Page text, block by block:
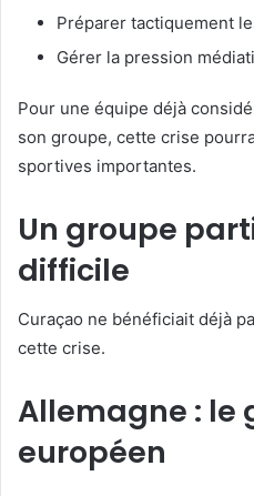
Préparer tactiquement
Gérer la pression
Pour une équipe déjà
son groupe, cette crise
sportives importantes.
Un groupe
difficile
Curaçao ne bénéficiait déjà
cette crise.
Allemagne : le
européen